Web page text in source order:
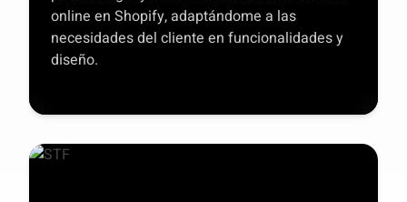
online en Shopify, adaptándome a las
necesidades del cliente en funcionalidades y
diseño.